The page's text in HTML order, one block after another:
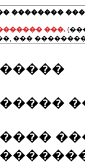
��������
���.
���